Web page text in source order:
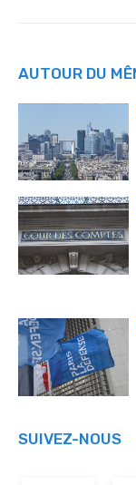
AUTOUR DU
SUIVEZ-NOUS